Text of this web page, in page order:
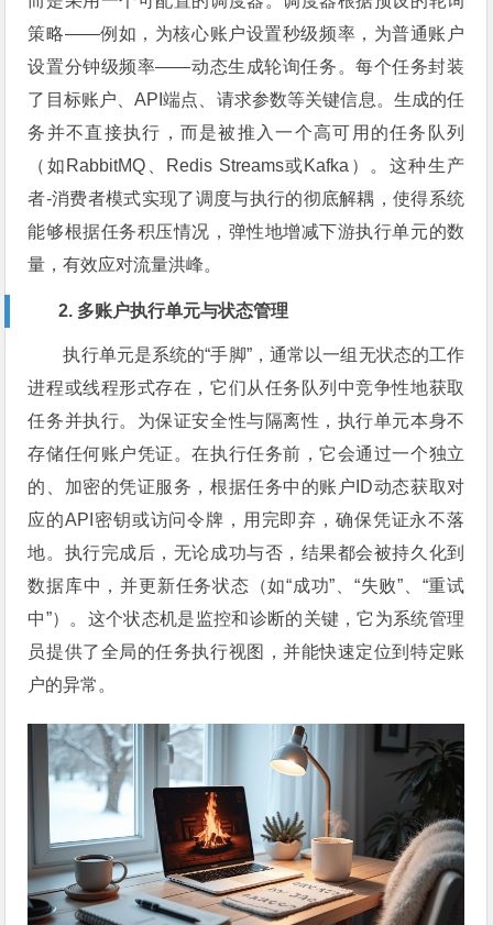
策略——例如，为核心账户设置秒级频率，为普通账户
设置分钟级频率——动态生成轮询任务。每个任务封装
了目标账户、API端点、请求参数等关键信息。生成的任
务并不直接执行，而是被推入一个高可用的任务队列
（如RabbitMQ、Redis Streams或Kafka）。这种生产
者-消费者模式实现了调度与执行的彻底解耦，使得系统
能够根据任务积压情况，弹性地增减下游执行单元的数
量，有效应对流量洪峰。
2. 多账户执行单元与状态管理
执行单元是系统的“手脚”，通常以一组无状态的工作
进程或线程形式存在，它们从任务队列中竞争性地获取
任务并执行。为保证安全性与隔离性，执行单元本身不
存储任何账户凭证。在执行任务前，它会通过一个独立
的、加密的凭证服务，根据任务中的账户ID动态获取对
应的API密钥或访问令牌，用完即弃，确保凭证永不落
地。执行完成后，无论成功与否，结果都会被持久化到
数据库中，并更新任务状态（如“成功”、“失败”、“重试
中”）。这个状态机是监控和诊断的关键，它为系统管理
员提供了全局的任务执行视图，并能快速定位到特定账
户的异常。